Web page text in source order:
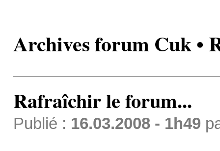
Archives forum Cuk •
Rafraîchir le forum...
Publié : 16.03.2008 - 1h49